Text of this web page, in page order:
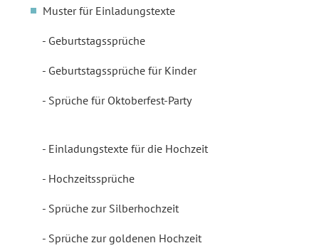
Muster für Einladungstexte
Geburtstagssprüche
Geburtstagssprüche für Kinder
Sprüche für Oktoberfest-Party
Einladungstexte für die Hochzeit
Hochzeitssprüche
Sprüche zur Silberhochzeit
Sprüche zur goldenen Hochzeit